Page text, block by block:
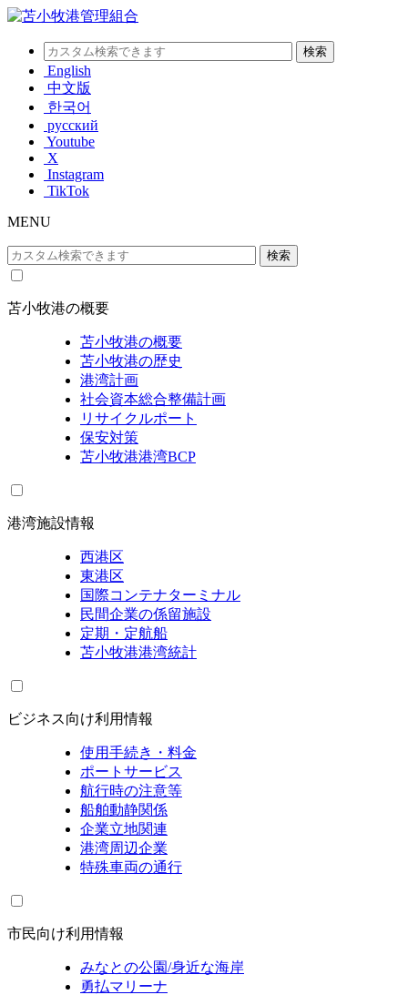
English
中文版
한국어
русский
Youtube
X
Instagram
TikTok
MENU
苫小牧港の概要
苫小牧港の概要
苫小牧港の歴史
港湾計画
社会資本総合整備計画
リサイクルポート
保安対策
苫小牧港港湾BCP
港湾施設情報
西港区
東港区
国際コンテナターミナル
民間企業の係留施設
定期・定航船
苫小牧港港湾統計
ビジネス向け利用情報
使用手続き・料金
ポートサービス
航行時の注意等
船舶動静関係
企業立地関連
港湾周辺企業
特殊車両の通行
市民向け利用情報
みなとの公園/身近な海岸
勇払マリーナ